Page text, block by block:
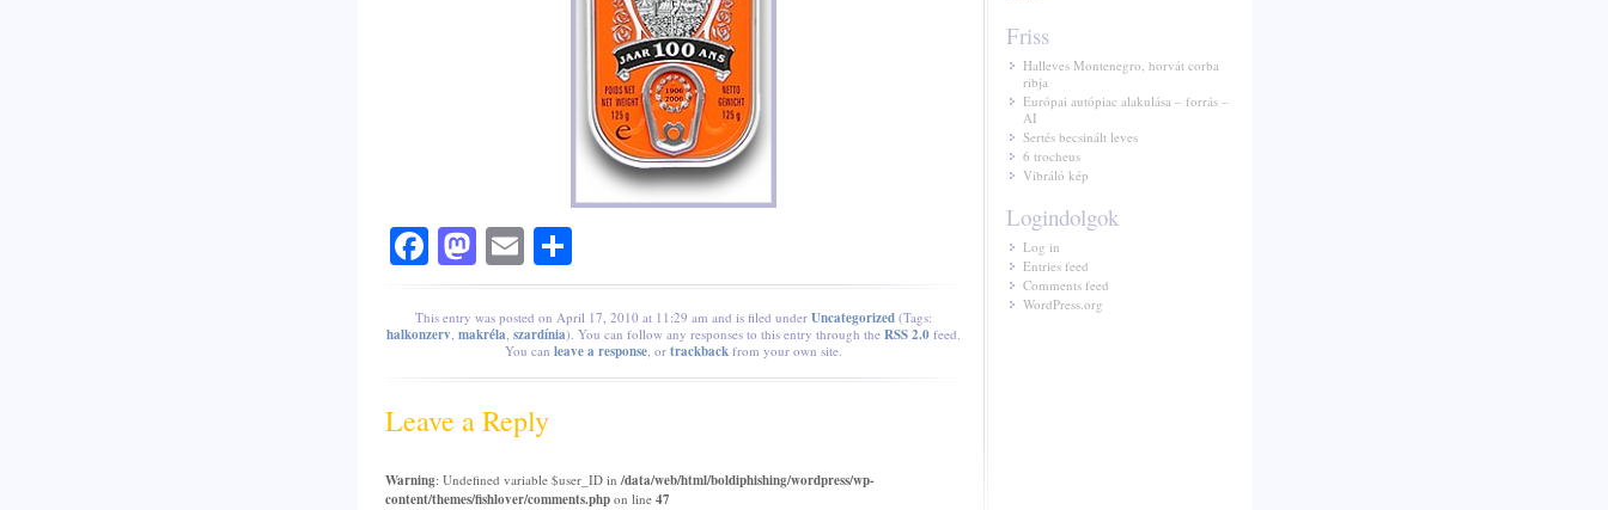
Facebook
Mastodon
EmailShare
This entry was posted on April 17, 2010 at 11:29 am and is filed under Uncategorized (Tags:
halkonzerv, makréla, szardínia). You can follow any responses to this entry through the RSS 2.0 feed.
You can leave a response, or trackback from your own site.
Leave a Reply
Warning: Undefined variable $user_ID in /data/web/html/boldiphishing/wordpress/wp-
content/themes/fishlover/comments.phpon line 47
Friss
Halleves Montenegro, horvát corba
ribja
Európai autópiac alakulása – forrás –
AI
Sertés becsinált leves
6 trocheus
Vibráló kép
Logindolgok
Log in
Entries feed
Comments feed
WordPress.org